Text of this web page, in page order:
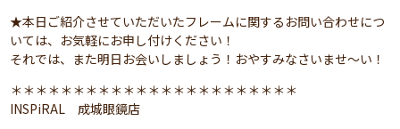
★本日ご紹介させていただいたフレームに関するお問い合わせにつ
いては、お気軽にお申し付けください！
それでは、また明日お会いしましょう！おやすみなさいませ～い！
＊＊＊＊＊＊＊＊＊＊＊＊＊＊＊＊＊＊＊＊＊＊＊
INSPiRAL 成城眼鏡店